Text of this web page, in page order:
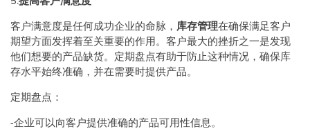
客户满意度是任何成功企业的命脉， 库存管理在确保满足客户
期望方面发挥着至关重要的作用。客户最大的挫折之一是发现
他们想要的产品缺货。定期盘点有助于防止这种情况，确保库
存水平始终准确，并在需要时提供产品。
定期盘点：
-企业可以向客户提供准确的产品可用性信息。